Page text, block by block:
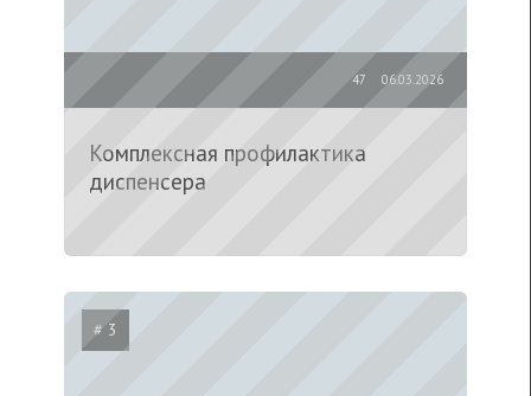
06.03.2026
47
Комплексная профилактика
диспенсера
# 3